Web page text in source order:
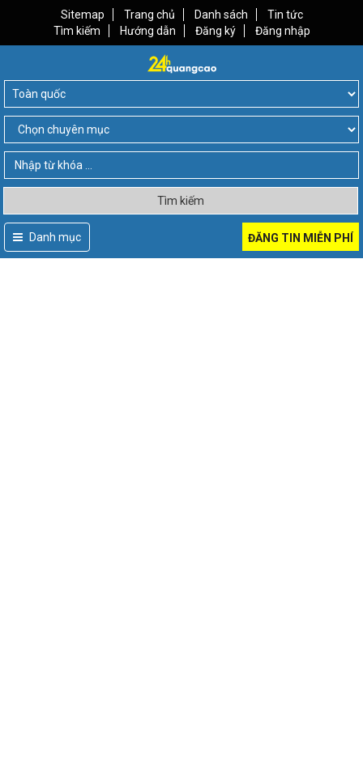
Sitemap Trang chủ Danh sách
Tin tức
Tìm kiếm
Hướng dẫn Đăng ký Đăng nhập
Tìm kiếm
Danh mục ĐĂNG TIN MIỄN PHÍ